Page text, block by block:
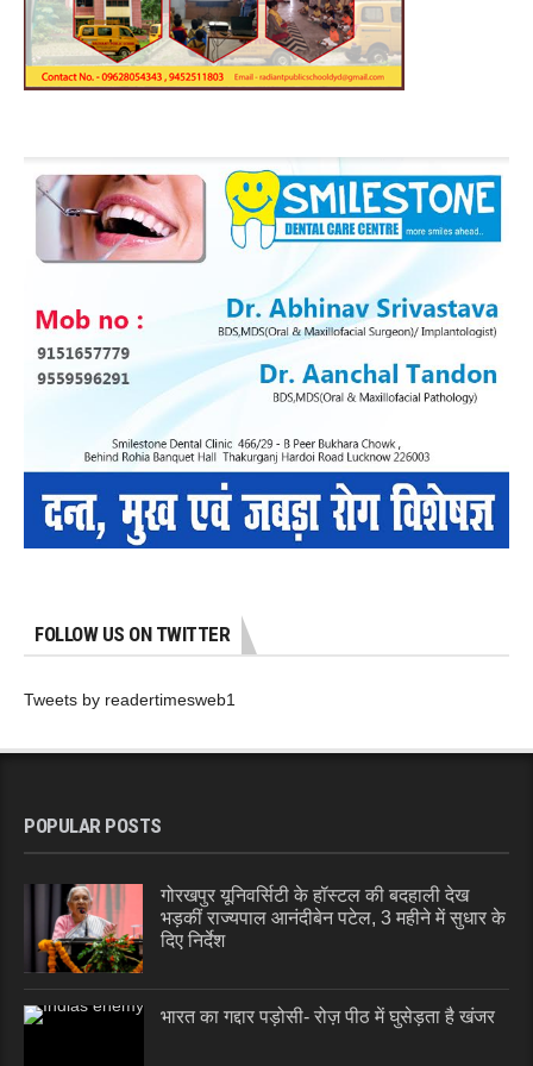
FOLLOW US ON TWITTER
Tweets by readertimesweb1
POPULAR POSTS
गोरखपुर यूनिवर्सिटी के हॉस्टल की बदहाली देख
भड़कीं राज्यपाल आनंदीबेन पटेल, 3 महीने में सुधार के
दिए निर्देश
भारत का गद्दार पड़ोसी- रोज़ पीठ में घुसेड़ता है खंजर